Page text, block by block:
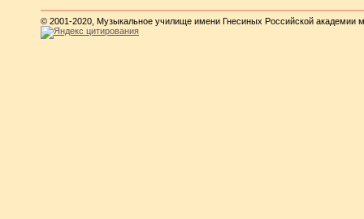
© 2001-2020, Музыкальное училище имени Гнесиных Российской